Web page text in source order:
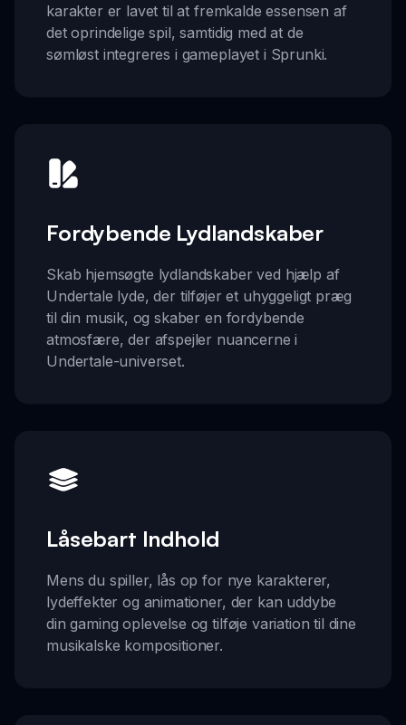
karakter er lavet til at fremkalde essensen af
det oprindelige spil, samtidig med at de
sømløst integreres i gameplayet i Sprunki.
Fordybende Lydlandskaber
Skab hjemsøgte lydlandskaber ved hjælp af
Undertale lyde, der tilføjer et uhyggeligt præg
til din musik, og skaber en fordybende
atmosfære, der afspejler nuancerne i
Undertale-universet.
Låsebart Indhold
Mens du spiller, lås op for nye karakterer,
lydeffekter og animationer, der kan uddybe
din gaming oplevelse og tilføje variation til dine
musikalske kompositioner.